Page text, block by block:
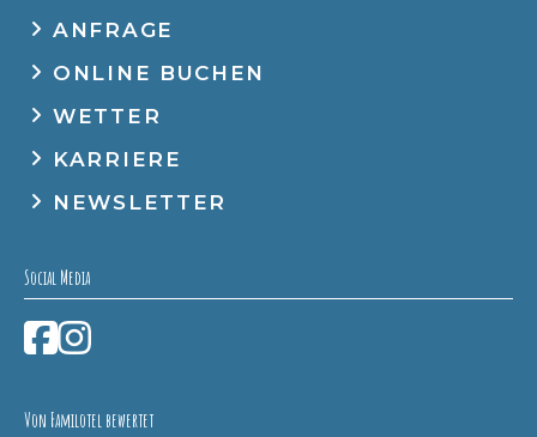
ANFRAGE
ONLINE BUCHEN
WETTER
KARRIERE
NEWSLETTER
Social Media
Von Familotel bewertet